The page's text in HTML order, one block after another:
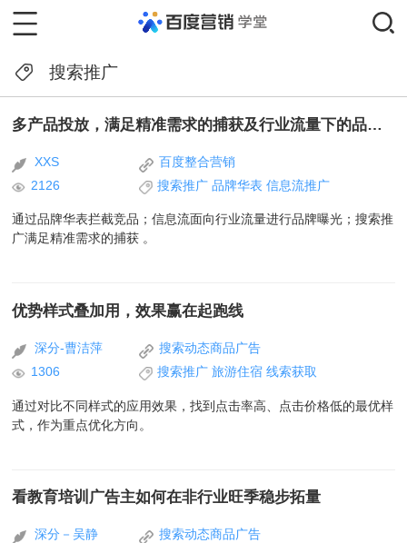
搜索推广
多产品投放，满足精准需求的捕获及行业流量下的品牌曝光
XXS
百度整合营销
2126
搜索推广 品牌华表 信息流推广
通过品牌华表拦截竞品；信息流面向行业流量进行品牌曝光；搜索推
广满足精准需求的捕获 。
优势样式叠加用，效果赢在起跑线
深分-曹洁萍
搜索动态商品广告
1306
搜索推广 旅游住宿 线索获取
通过对比不同样式的应用效果，找到点击率高、点击价格低的最优样
式，作为重点优化方向。
看教育培训广告主如何在非行业旺季稳步拓量
深分－吴静
搜索动态商品广告